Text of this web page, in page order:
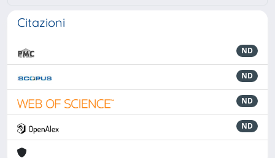
Citazioni
ND
ND
ND
ND